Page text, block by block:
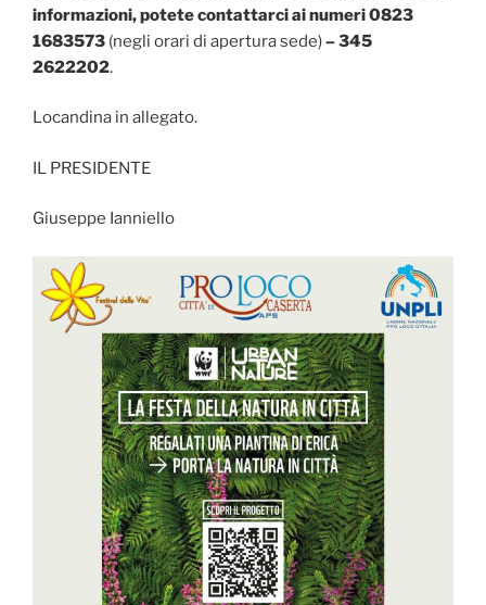
informazioni, potete contattarci ai numeri0823
1683573 (negli orari di apertura sede)–345
2622202.
Locandina in allegato.
IL PRESIDENTE
Giuseppe Ianniello